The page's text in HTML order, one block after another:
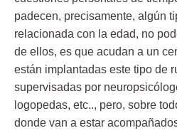
padecen, precisamente, algún
relacionada con la edad, no
de ellos, es que acudan a un
están implantadas este tipo de
supervisadas por
logopedas, etc.., pero, sobre
donde van a estar